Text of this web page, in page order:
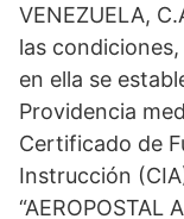
VENEZUELA,
las
en ella se
Providencia
Certificado de
Instrucción
“AEROPOSTAL